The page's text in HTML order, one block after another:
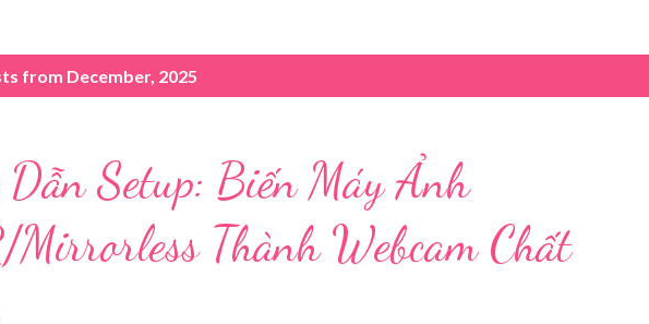
from December, 2025
Dẫn Setup: Biến Máy Ảnh
Thành Webcam Chất